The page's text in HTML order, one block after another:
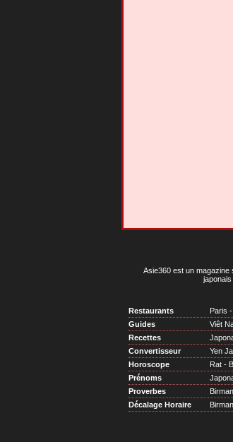
Asie360 est un magazine
Restaurants Paris -
Guides
Viêt
Recettes
Convertisseur
Yen
Horoscope
Rat -
Prénoms
Proverbes
Décalage Horaire